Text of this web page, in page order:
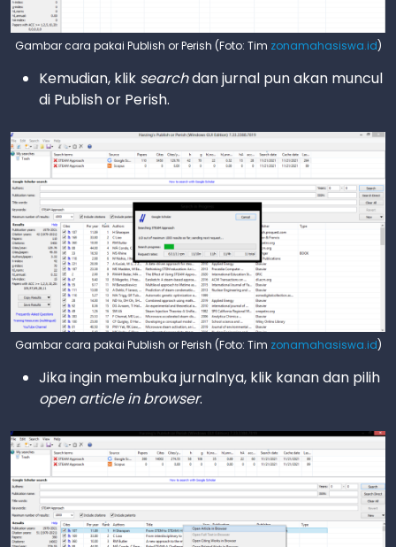
Gambar cara pakai Publish or Perish (Foto: Tim zonamahasiswa.id)
Kemudian, klik searchdan jurnal pun akan muncul
di Publish or Perish.
Gambar cara pakai Publish or Perish (Foto: Tim zonamahasiswa.id)
Jika ingin membuka jurnalnya, klik kanan dan pilih
open article in browser.